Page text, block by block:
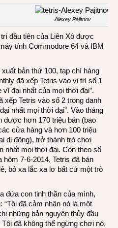
Alexey Pajitnov
đầu tiên của Liên Xô được
tính Commodore 64 và IBM
bản thứ 100, tạp chí hàng
đã xếp Tetris vào vị trí số 1
vĩ đại nhất của mọi thời đại”.
xếp Tetris vào số 2 trong danh
nhất mọi thời đại”. Vào tháng
được hơn 170 triệu bản (bao
cửa hàng và hơn 100 triệu
di động), trở thành trò chơi
nhất mọi thời đại. Còn theo số
7-6-2014, Tetris đã bán
bỏ xa lắc xa lơ bất cứ một trò
đứa con tinh thần của mình,
“Tôi đã cảm nhận nó là một
những bản nguyên thủy đầu
đã không thể ngừng chơi nó,